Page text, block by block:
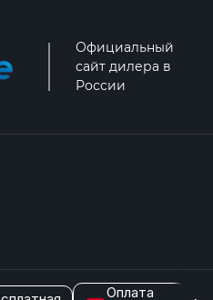
Официальный
сайт дилера в
России
Оплата